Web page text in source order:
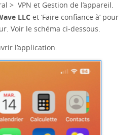
> VPN et Gestion de l’appareil.
LLC et ‘Faire confiance à’ pour
Voir le schéma ci-dessous.
l’application.